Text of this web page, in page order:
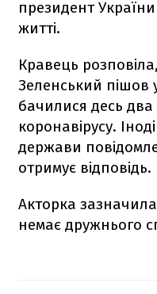
президент
житті.
Кравець
Зеленський пішов
бачилися десь два
коронавірусу.
держави
отримує відповідь.
Акторка
немає дружнього